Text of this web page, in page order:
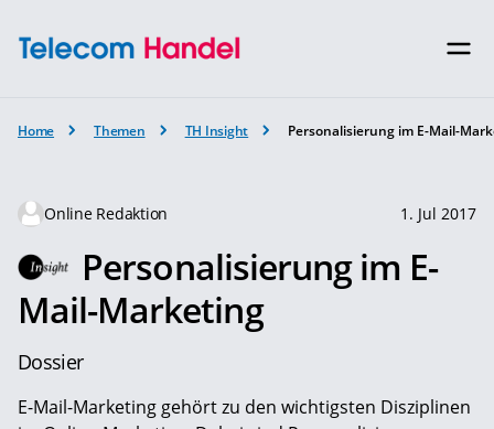
Home Themen TH Insight Personalisierung im E-Mail-
Online Redaktion 1. Jul 2017
Personalisierung im E-
Mail-Marketing
Dossier
E-Mail-Marketing gehört zu den wichtigsten Disziplinen